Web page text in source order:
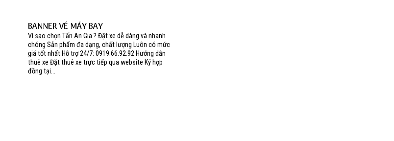
BANNER VÉ MÁY BAY
Vì sao chọn Tấn An Gia ? Đặt xe dễ dàng và nhanh
chóng Sản phẩm đa dạng, chất lượng Luôn có mức
giá tốt nhất Hỗ trợ 24/7: 0919.66.92.92 Hướng dẫn
thuê xe Đặt thuê xe trực tiếp qua website Ký hợp
đồng tại...